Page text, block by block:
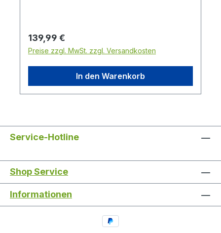
Regulärer Preis:
139,99 €
Preise zzgl. MwSt. zzgl. Versandkosten
In den Warenkorb
Service-Hotline
Shop Service
Informationen